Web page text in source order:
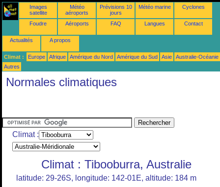
Images
satellite
Météo
aéroports
Prévisions 10
jours
Météo marine Cyclones
Foudre Aéroports FAQ Langues Contact
Actualités A propos
Climat : Europe Afrique Amérique du Nord Amérique du Sud Asie
Australie-Océanie
Autres
Normales climatiques
Climat :
Climat : Tibooburra, Australie
latitude: 29-26S, longitude: 142-01E, altitude: 184 m